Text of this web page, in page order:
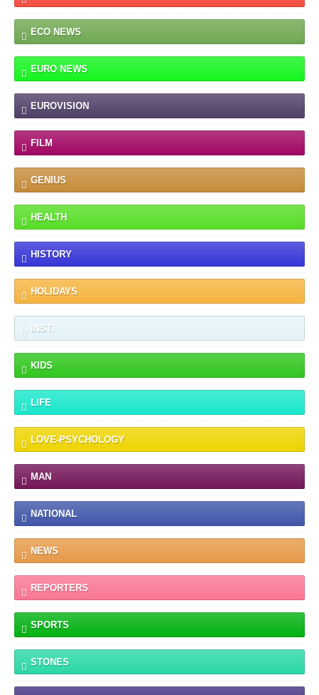
ECO NEWS
EURO NEWS
EUROVISION
FILM
GENIUS
HEALTH
HISTORY
HOLIDAYS
INST.
KIDS
LIFE
LOVE-PSYCHOLOGY
MAN
NATIONAL
NEWS
REPORTERS
SPORTS
STONES